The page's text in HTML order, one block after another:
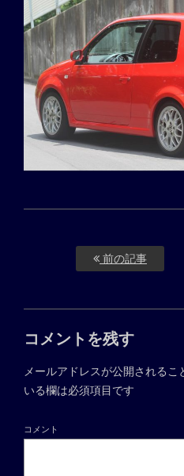
前の記事
コメントを残す
メールアドレスが公開されるこ
いる欄は必須項目です
コメント